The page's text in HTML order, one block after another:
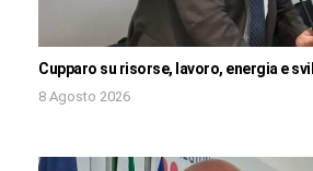
Cupparo su risorse, lavoro, energia e
8 Agosto 2026